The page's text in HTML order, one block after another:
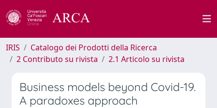
IRIS
Catalogo dei Prodotti della Ricerca
2 Contributo su rivista
2.1 Articolo su rivista
Business models beyond Covid-19.
A paradoxes approach